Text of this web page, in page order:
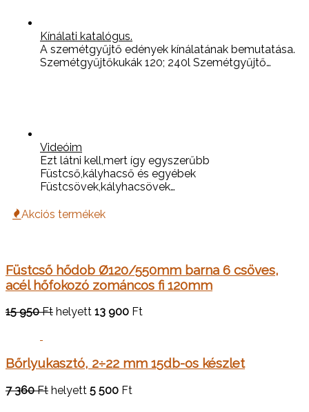
Kínálati katalógus.
A szemétgyűjtő edények kínálatának bemutatása.
Szemétgyűjtőkukák 120; 240l Szemétgyűjtő…
Videóim
Ezt látni kell,mert így egyszerűbb
Füstcső,kályhacső és egyébek
Füstcsövek,kályhacsövek…
Akciós termékek
Füstcső hődob Ø120/550mm barna 6 csöves,
acél hőfokozó zománcos fi 120mm
15 950 Ft helyett 13 900 Ft
Bőrlyukasztó, 2÷22 mm 15db-os készlet
7 360 Ft helyett 5 500 Ft